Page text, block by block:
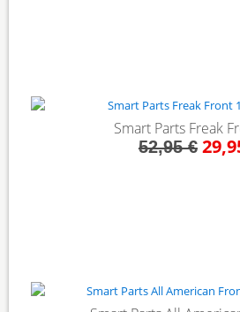
Smart Parts Freak
52,95 €